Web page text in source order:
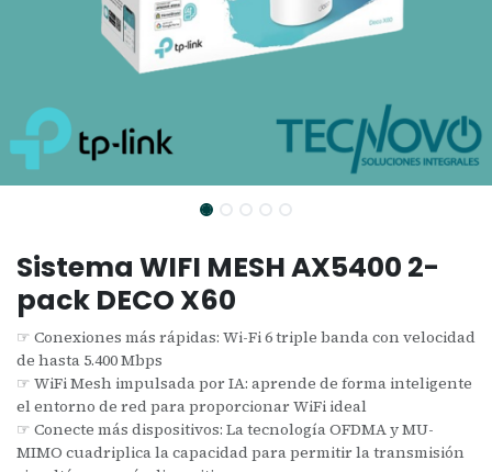
Sistema WIFI MESH AX5400 2-
pack DECO X60
☞ Conexiones más rápidas: Wi-Fi 6 triple banda con velocidad
de hasta 5.400 Mbps
☞ WiFi Mesh impulsada por IA: aprende de forma inteligente
el entorno de red para proporcionar WiFi ideal
☞ Conecte más dispositivos: La tecnología OFDMA y MU-
MIMO cuadriplica la capacidad para permitir la transmisión